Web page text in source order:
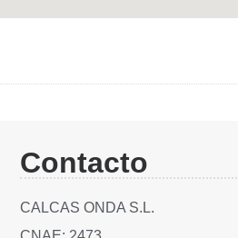
Contacto
CALCAS ONDA S.L.